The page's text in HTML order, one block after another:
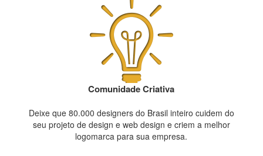
Comunidade Criativa
Deixe que 80.000 designers do Brasil inteiro cuidem do
seu projeto de design e web design e criem a melhor
logomarca para sua empresa.